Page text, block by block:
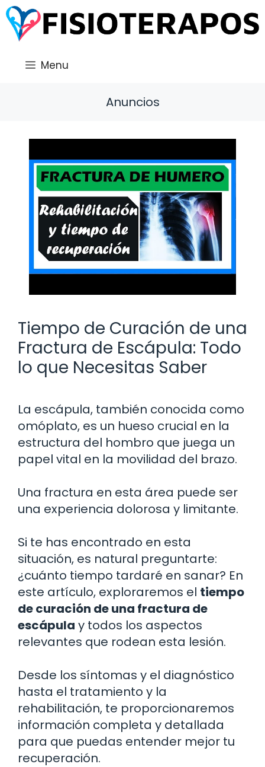
Saltar
al
contenido
Menu
Anuncios
Tiempo de Curación de una
Fractura de Escápula: Todo
lo que Necesitas Saber
La escápula, también conocida como
omóplato, es un hueso crucial en la
estructura del hombro que juega un
papel vital en la movilidad del brazo.
Una fractura en esta área puede ser
una experiencia dolorosa y limitante.
Si te has encontrado en esta
situación, es natural preguntarte:
¿cuánto tiempo tardaré en sanar? En
este artículo, exploraremos el tiempo
de curación de una fractura de
escápula y todos los aspectos
relevantes que rodean esta lesión.
Desde los síntomas y el diagnóstico
hasta el tratamiento y la
rehabilitación, te proporcionaremos
información completa y detallada
para que puedas entender mejor tu
recuperación.